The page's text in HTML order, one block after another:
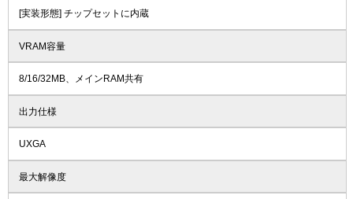
[実装形態] チップセットに内蔵
VRAM容量
8/16/32MB、メインRAM共有
出力仕様
UXGA
最大解像度